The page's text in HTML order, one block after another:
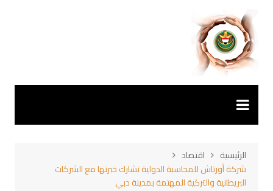
المحتوى
الرئيسية
اقتصاد
شركة أورتاش للمحاسبة الدولية تشارك خبرتها مع الشركات
البريطانية والتركية المهتمة بمدينة دبي